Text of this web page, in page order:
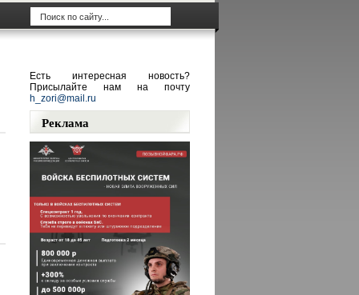
Есть интересная новость?
Присылайте нам на почту
h_zori@mail.ru
Реклама